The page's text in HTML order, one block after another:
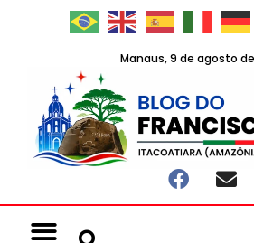
Manaus, 9 de agosto